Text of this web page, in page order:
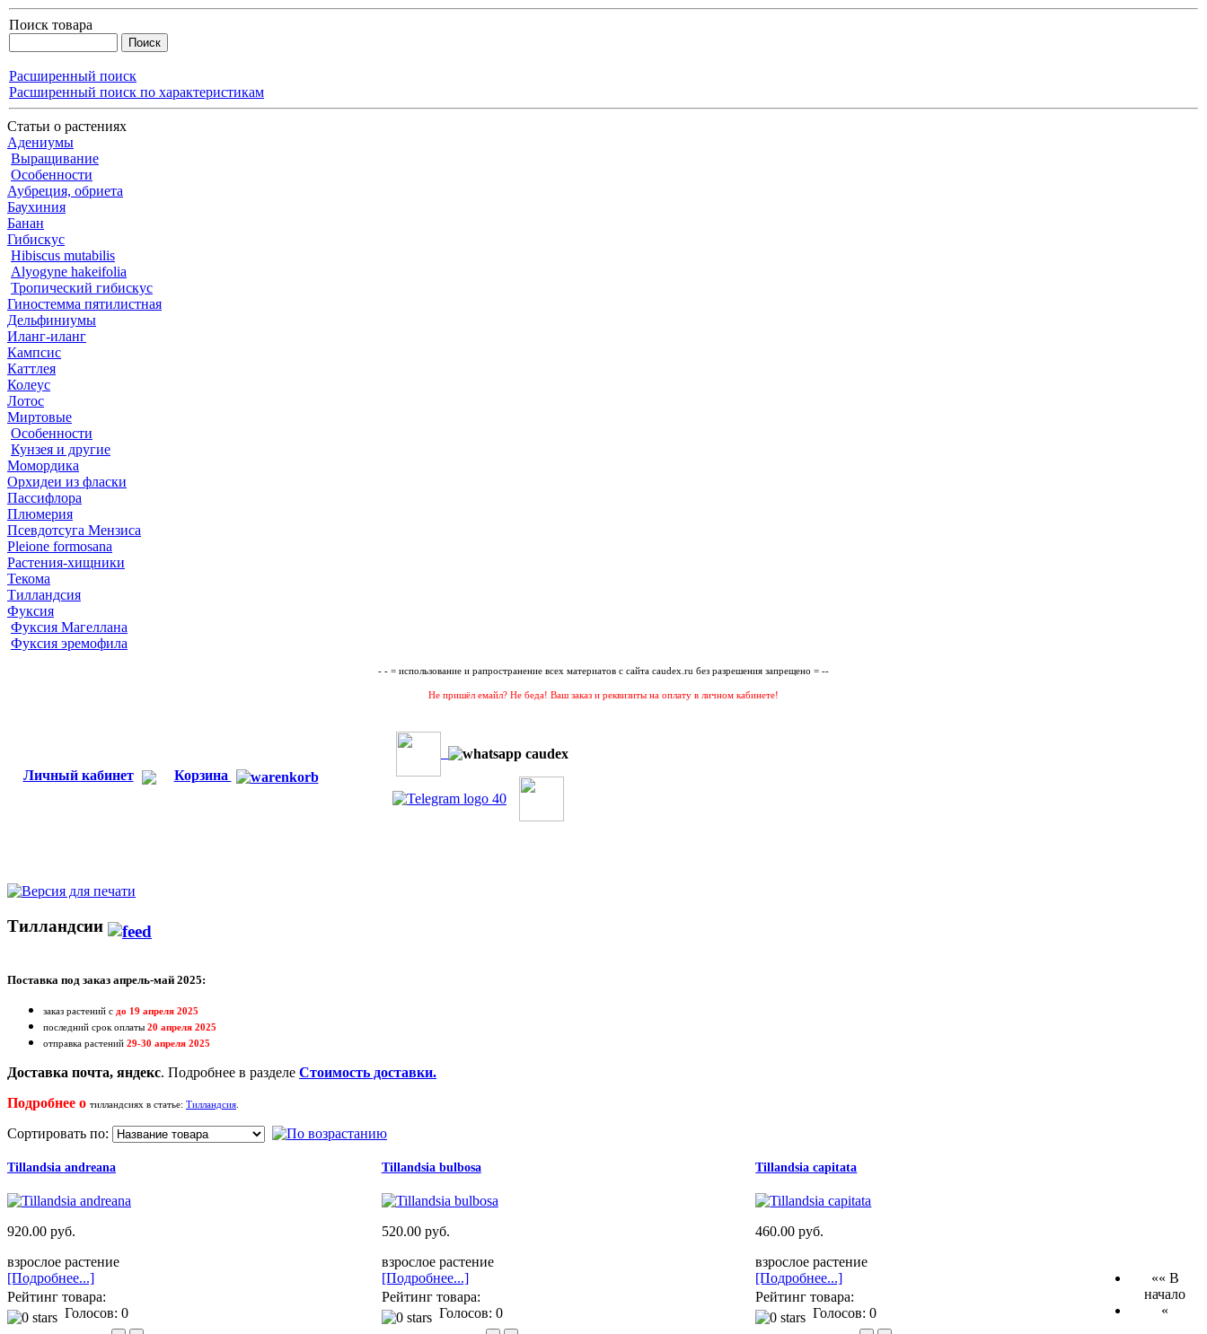
Поиск товара
Расширенный поиск
Расширенный поиск по характеристикам
Статьи о растениях
Адениумы
Выращивание
Особенности
Аубреция, обриета
Баухиния
Банан
Гибискус
Hibiscus mutabilis
Alyogyne hakeifolia
Тропический гибискус
Гиностемма пятилистная
Дельфиниумы
Иланг-иланг
Кампсис
Каттлея
Колеус
Лотос
Миртовые
Особенности
Кунзея и другие
Момордика
Орхидеи из фласки
Пассифлора
Плюмерия
Псевдотсуга Мензиса
Pleione formosana
Растения-хищники
Текома
Тилландсия
Фуксия
Фуксия Магеллана
Фуксия эремофила
- - = использование и рапространение всех материатов с сайта caudex.ru без разрешения запрещено = --
Не пришёл емайл? Не беда! Ваш заказ и реквизиты на оплату в личном кабинете!
Личный кабинет Корзина
Тилландсии
Поставка под заказ апрель-май 2025:
заказ растений с до 19 апреля 2025
последний срок оплаты 20 апреля 2025
отправка растений 29-30 апреля 2025
Доставка почта, яндекс. Подробнее в разделе Стоимость доставки.
Подробнее о тилландсиях в статье: Тилландсия
Сортировать по:
Tillandsia andreana
920.00 руб.
взрослое растение
[Подробнее...]
Рейтинг товара:
Голосов: 0
Tillandsia bulbosa
520.00 руб.
взрослое растение
[Подробнее...]
Рейтинг товара:
Голосов: 0
Tillandsia capitata
460.00 руб.
взрослое растение
[Подробнее...]
Рейтинг товара:
Голосов: 0
«« В
начало
«